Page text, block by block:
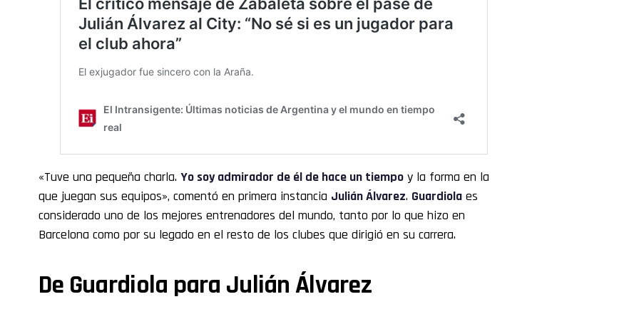
«Tuve una pequeña charla. Yo soy admirador de él de hace un tiempo y la forma en la
que juegan sus equipos», comentó en primera instancia Julián Álvarez. Guardiola es
considerado uno de los mejores entrenadores del mundo, tanto por lo que hizo en
Barcelona como por su legado en el resto de los clubes que dirigió en su carrera.
De Guardiola para Julián Álvarez